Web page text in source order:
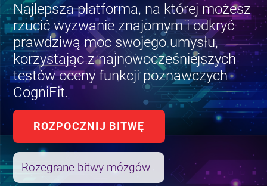
Najlepsza platforma, na której możesz
rzucić wyzwanie znajomym i odkryć
prawdziwą moc swojego umysłu,
korzystając z najnowocześniejszych
testów oceny funkcji poznawczych
CogniFit.
ROZPOCZNIJ BITWĘ
Rozegrane bitwy mózgów